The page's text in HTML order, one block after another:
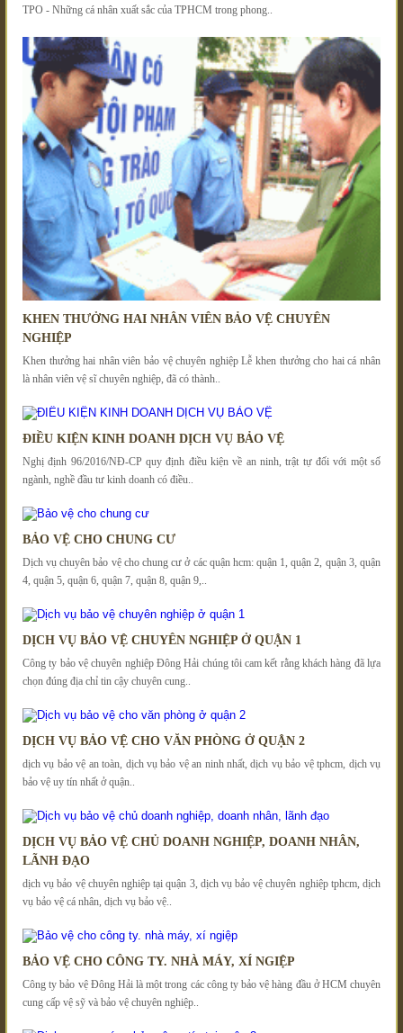
TPO - Những cá nhân xuất sắc của TPHCM trong phong..
KHEN THƯỞNG HAI NHÂN VIÊN BẢO VỆ CHUYÊN
NGHIỆP
Khen thưởng hai nhân viên bảo vệ chuyên nghiệp Lễ khen thưởng cho hai cá nhân
là nhân viên vệ sĩ chuyên nghiệp, đã có thành..
ĐIỀU KIỆN KINH DOANH DỊCH VỤ BẢO VỆ
Nghị định 96/2016/NĐ-CP quy định điều kiện về an ninh, trật tự đối với một số
ngành, nghề đầu tư kinh doanh có điều..
BẢO VỆ CHO CHUNG CƯ
Dịch vụ chuyên bảo vệ cho chung cư ở các quận hcm: quận 1, quận 2, quận 3, quận
4, quận 5, quận 6, quận 7, quận 8, quận 9,..
DỊCH VỤ BẢO VỆ CHUYÊN NGHIỆP Ở QUẬN 1
Công ty bảo vệ chuyên nghiệp Đông Hải chúng tôi cam kết rằng khách hàng đã lựa
chọn đúng địa chỉ tin cậy chuyên cung..
DỊCH VỤ BẢO VỆ CHO VĂN PHÒNG Ở QUẬN 2
dịch vụ bảo vệ an toàn, dịch vụ bảo vệ an ninh nhất, dịch vụ bảo vệ tphcm, dịch vụ
bảo vệ uy tín nhất ở quận..
DỊCH VỤ BẢO VỆ CHỦ DOANH NGHIỆP, DOANH NHÂN,
LÃNH ĐẠO
dịch vụ bảo vệ chuyên nghiệp tại quận 3, dịch vụ bảo vệ chuyên nghiệp tphcm, dịch
vụ bảo vệ cá nhân, dịch vụ bảo vệ..
BẢO VỆ CHO CÔNG TY. NHÀ MÁY, XÍ NGIỆP
Công ty bảo vệ Đông Hải là một trong các công ty bảo vệ hàng đầu ở HCM chuyên
cung cấp vệ sỹ và bảo vệ chuyên nghiệp..